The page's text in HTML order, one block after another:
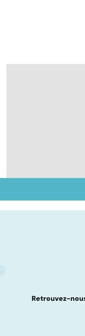
amygdales :
Retrouvez-